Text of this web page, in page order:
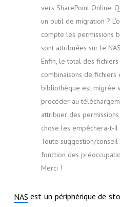
vers SharePoint Online.
un outil de migration ?
compte les permissions
sont attribuées sur le
Enfin, le total des
combinaisons de
bibliothèque est migrée
procéder au
attribuer des
chose les empêchera-t-
Toute suggestion/
fonction des
Merci !
NAS est un périphérique de